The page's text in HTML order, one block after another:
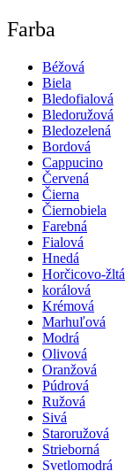
Farba
Béžová
Biela
Bledofialová
Bledoružová
Bledozelená
Bordová
Cappucino
Červená
Čierna
Čiernobiela
Farebná
Fialová
Hnedá
Horčicovo-žltá
korálová
Krémová
Marhuľová
Modrá
Olivová
Oranžová
Púdrová
Ružová
Sivá
Staroružová
Strieborná
Svetlomodrá